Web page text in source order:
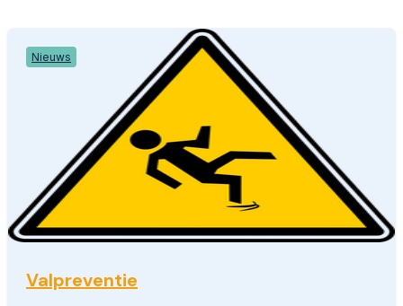
Nieuws
Valpreventie